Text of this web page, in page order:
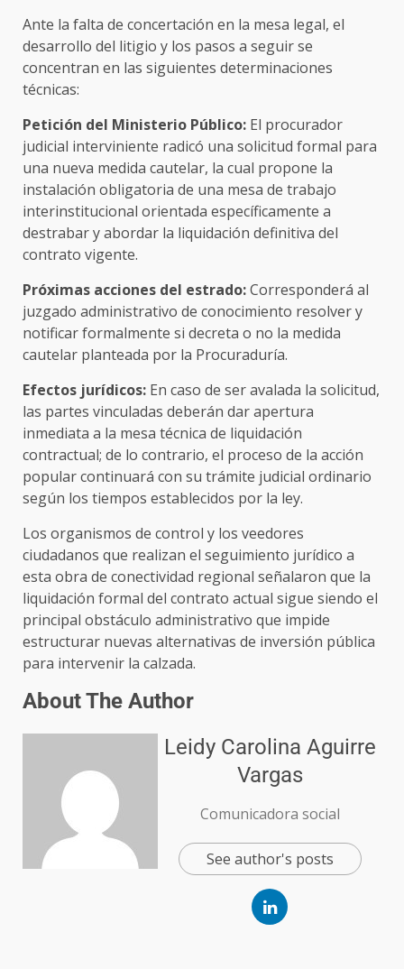
Ante la falta de concertación en la mesa legal, el
desarrollo del litigio y los pasos a seguir se
concentran en las siguientes determinaciones
técnicas:
Petición del Ministerio Público: El procurador
judicial interviniente radicó una solicitud formal para
una nueva medida cautelar, la cual propone la
instalación obligatoria de una mesa de trabajo
interinstitucional orientada específicamente a
destrabar y abordar la liquidación definitiva del
contrato vigente.
Próximas acciones del estrado:Corresponderá al
juzgado administrativo de conocimiento resolver y
notificar formalmente si decreta o no la medida
cautelar planteada por la Procuraduría.
Efectos jurídicos: En caso de ser avalada la solicitud,
las partes vinculadas deberán dar apertura
inmediata a la mesa técnica de liquidación
contractual; de lo contrario, el proceso de la acción
popular continuará con su trámite judicial ordinario
según los tiempos establecidos por la ley.
Los organismos de control y los veedores
ciudadanos que realizan el seguimiento jurídico a
esta obra de conectividad regional señalaron que la
liquidación formal del contrato actual sigue siendo el
principal obstáculo administrativo que impide
estructurar nuevas alternativas de inversión pública
para intervenir la calzada.
About The Author
Leidy Carolina Aguirre
Vargas
Comunicadora social
See author's posts